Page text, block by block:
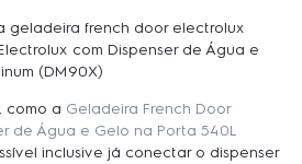
com Dispenser de Água e
(DM90X)
como a Geladeira French Door
de Água e Gelo na Porta 540L
inclusive já conectar o dispenser